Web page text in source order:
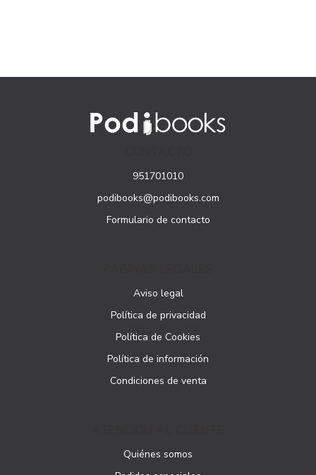
951701010
podibooks@podibooks.com
Formulario de contacto
Aviso legal
Política de privacidad
Política de Cookies
Política de información
Condiciones de venta
Quiénes somos